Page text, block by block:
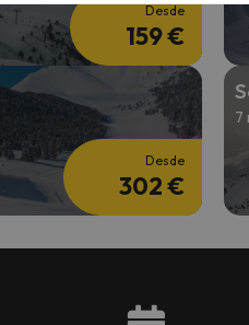
Desde
159 €
Desde
302 €
7